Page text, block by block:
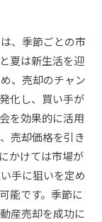
、季節ごとの市
夏は新生活を迎
、売却のチャン
化し、買い手が
を効果的に活用
売却価格を引き
かけては市場が
手に狙いを定め
能です。季節に
産売却を成功に